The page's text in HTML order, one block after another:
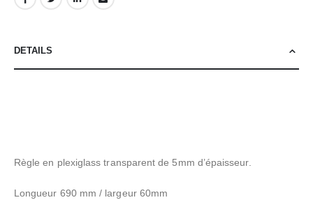
DETAILS
Règle en plexiglass transparent de 5mm d’épaisseur.
Longueur 690 mm / largeur 60mm